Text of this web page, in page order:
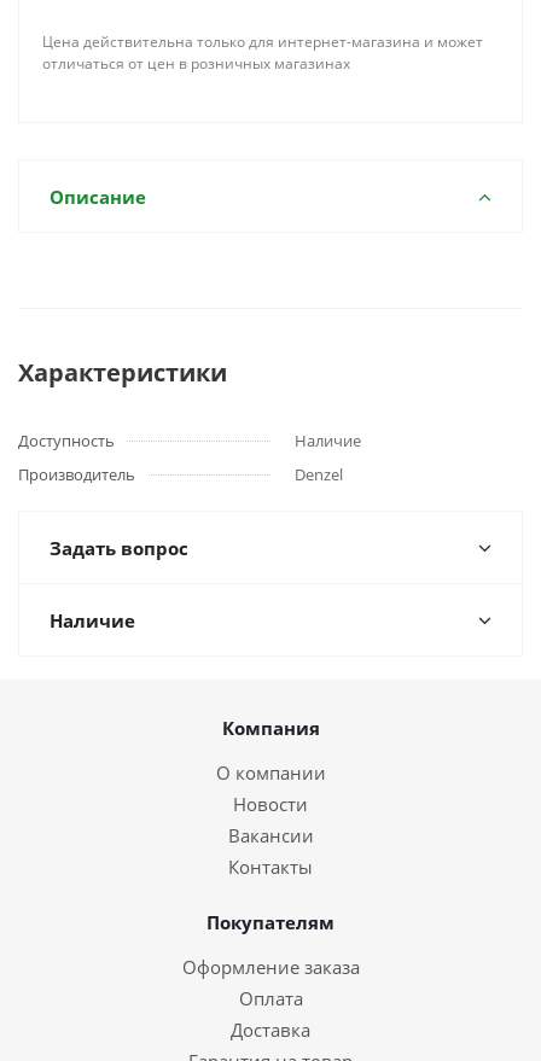
Цена действительна только для интернет-магазина и может
отличаться от цен в розничных магазинах
Описание
Характеристики
Доступность
Наличие
Производитель
Denzel
Задать вопрос
Наличие
Компания
О компании
Новости
Вакансии
Контакты
Покупателям
Оформление заказа
Оплата
Доставка